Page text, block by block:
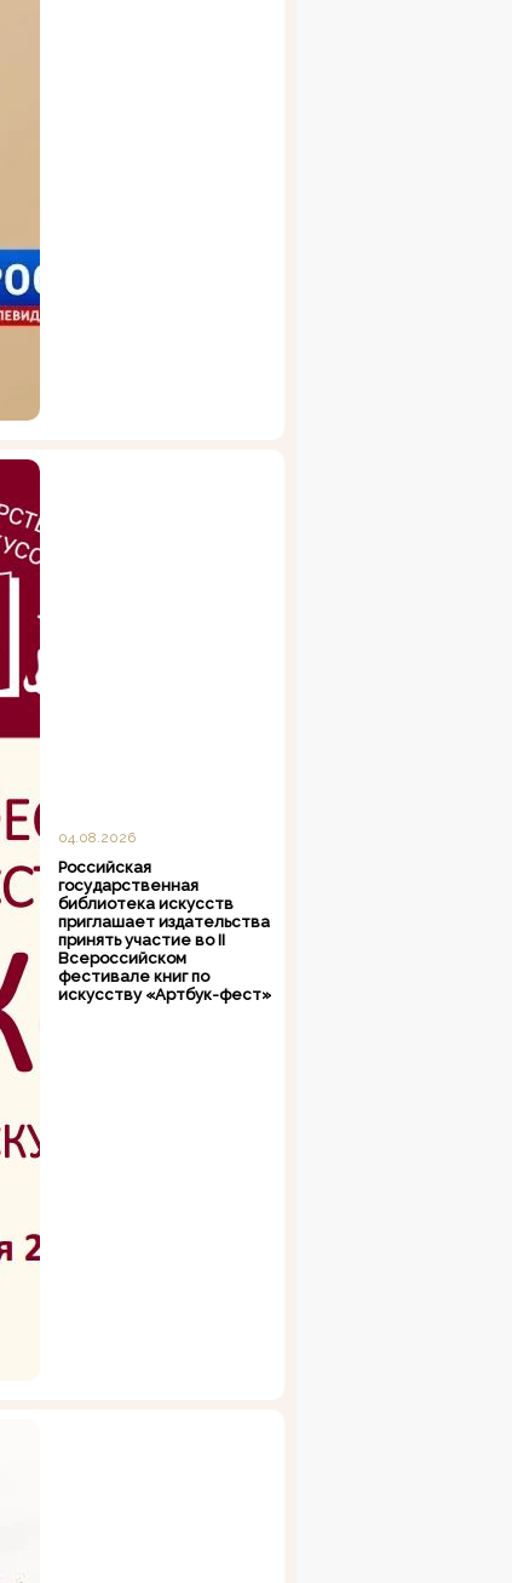
04.08.2026
Российская
государственная
библиотека искусств
приглашает издательства
принять участие во II
Всероссийском
фестивале книг по
искусству «Артбук-фест»